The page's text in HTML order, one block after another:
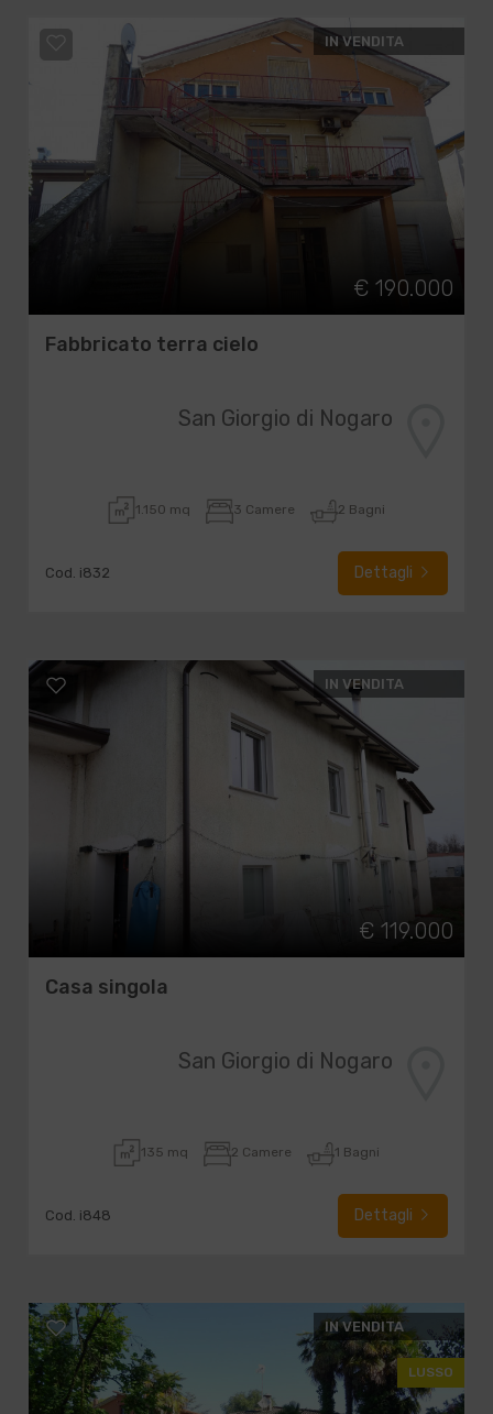
IN VENDITA
€ 190.000
Fabbricato terra cielo
San Giorgio di Nogaro
1.150 mq 3 Camere 2 Bagni
Cod. i832 Dettagli
IN VENDITA
€ 119.000
Casa singola
San Giorgio di Nogaro
135 mq 2 Camere 1 Bagni
Cod. i848 Dettagli
IN VENDITA
LUSSO